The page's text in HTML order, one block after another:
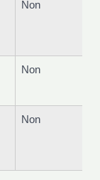
Non
Non
Non